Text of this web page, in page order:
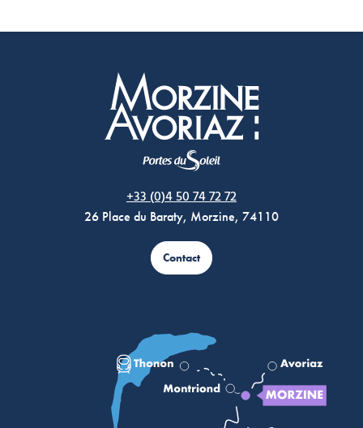
+33 (0)4 50 74 72 72
26 Place du Baraty, Morzine, 74110
Contact